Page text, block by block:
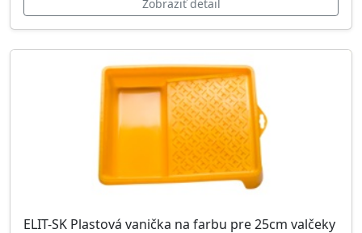
Zobraziť detail
ELIT-SK Plastová vanička na farbu pre 25cm valčeky